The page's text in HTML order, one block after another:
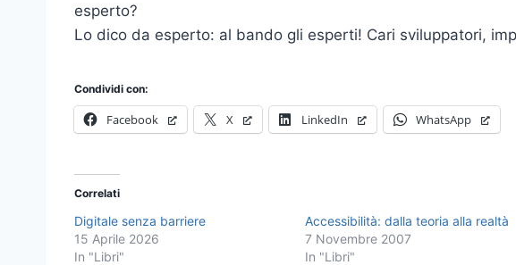
esperto?
Lo dico da esperto: al bando gli esperti! Cari sviluppatori,
Condividi con:
Facebook X LinkedIn WhatsApp
Correlati
Digitale senza barriere
15 Aprile 2026
In "Libri"
Accessibilità: dalla teoria alla realtà
7 Novembre 2007
In "Libri"